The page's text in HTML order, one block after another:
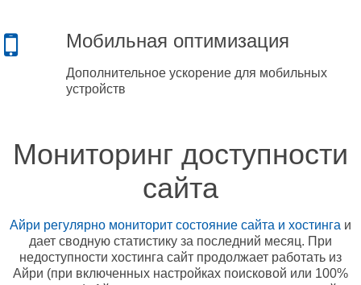
Мобильная оптимизация
Дополнительное ускорение для мобильных
устройств
Мониторинг доступности
сайта
Айри регулярно мониторит состояние сайта и хостинга и
дает сводную статистику за последний месяц. При
недоступности хостинга сайт продолжает работать из
Айри (при включенных настройках поисковой или 100%